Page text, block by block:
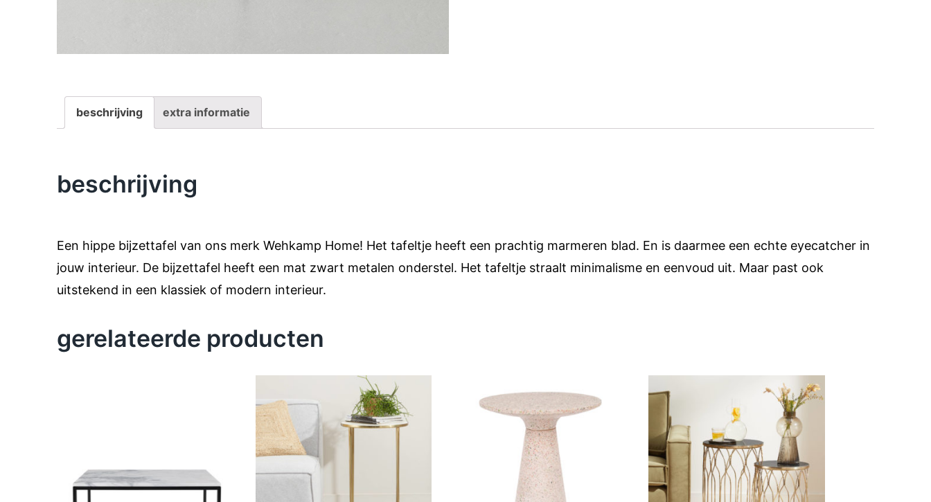
beschrijving extra informatie
beschrijving
Een hippe bijzettafel van ons merk Wehkamp Home! Het tafeltje heeft een prachtig marmeren blad. En is daarmee een echte eyecatcher in
jouw interieur. De bijzettafel heeft een mat zwart metalen onderstel. Het tafeltje straalt minimalisme en eenvoud uit. Maar past ook
uitstekend in een klassiek of modern interieur.
gerelateerde producten